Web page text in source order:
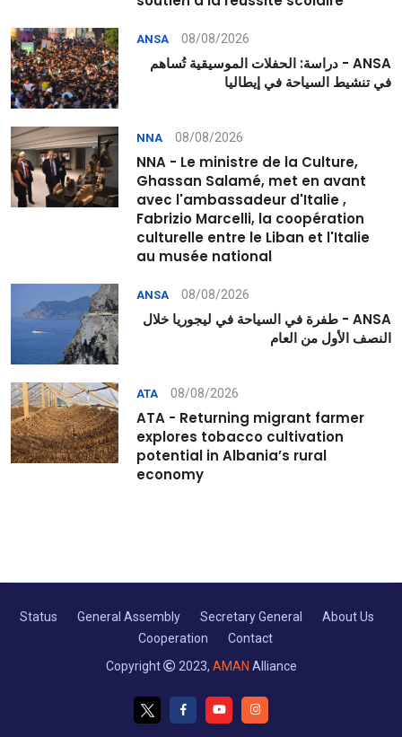
ANSA 08/08/2026
ANSA - دراسة: الحفلات الموسيقية تُساهم
في تنشيط السياحة في إيطاليا
NNA 08/08/2026
NNA - Le ministre de la Culture,
Ghassan Salamé, met en avant
avec l'ambassadeur d'Italie ,
Fabrizio Marcelli, la coopération
culturelle entre le Liban et l'Italie
au musée national
ANSA 08/08/2026
ANSA - طفرة في السياحة في ليجوريا خلال
النصف الأول من العام
ATA 08/08/2026
ATA - Returning migrant farmer
explores tobacco cultivation
potential in Albania’s rural
economy
Status General Assembly Secretary General
About Us
Cooperation
Contact
Copyright
2023, AMAN Alliance